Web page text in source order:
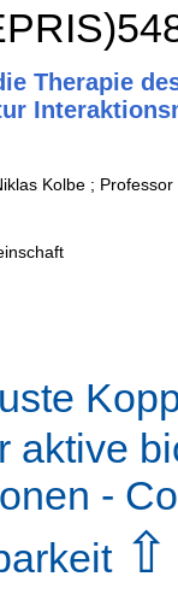
Therapie
Kolbe ;
aktive
-
⇧